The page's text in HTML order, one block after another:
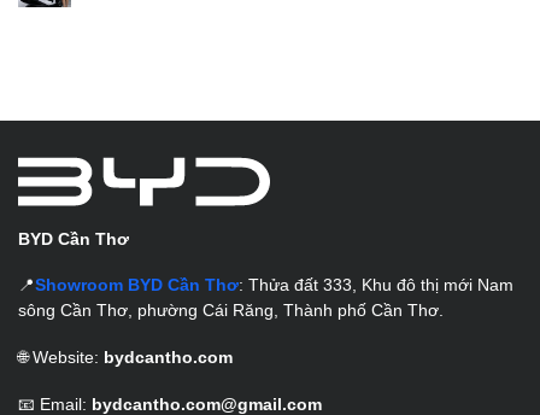
BYD Cần Thơ
📍Showroom BYD Cần Thơ: Thửa đất 333, Khu đô thị mới Nam
sông Cần Thơ, phường Cái Răng, Thành phố Cần Thơ.
🌐 Website: bydcantho.com
📧 Email: bydcantho.com@gmail.com